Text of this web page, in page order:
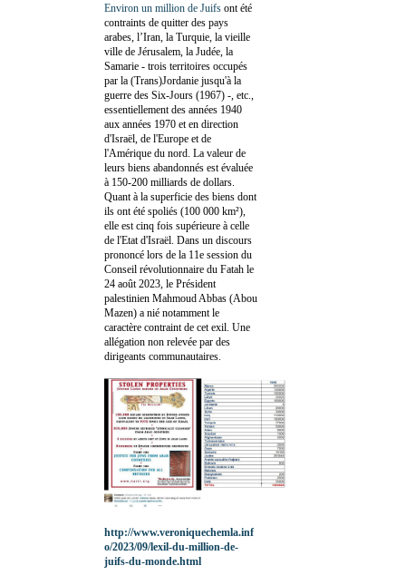
Environ un million de Juifs ont été
contraints de quitter des pays
arabes, l’Iran, la Turquie, la vieille
ville de Jérusalem, la Judée, la
Samarie - trois territoires occupés
par la (Trans)Jordanie jusqu'à la
guerre des Six-Jours (1967) -, etc.,
essentiellement des années 1940
aux années 1970 et en direction
d'Israël, de l'Europe et de
l'Amérique du nord. La valeur de
leurs biens abandonnés est évaluée
à 150-200 milliards de dollars.
Quant à la superficie des biens dont
ils ont été spoliés (100 000 km²),
elle est cinq fois supérieure à celle
de l'Etat d'Israël. Dans un discours
prononcé lors de la 11e session du
Conseil révolutionnaire du Fatah le
24 août 2023, le Président
palestinien Mahmoud Abbas (Abou
Mazen) a nié notamment le
caractère contraint de cet exil. Une
allégation non relevée par des
dirigeants communautaires.
http://www.veroniquechemla.inf
o/2023/09/lexil-du-million-de-
juifs-du-monde.html